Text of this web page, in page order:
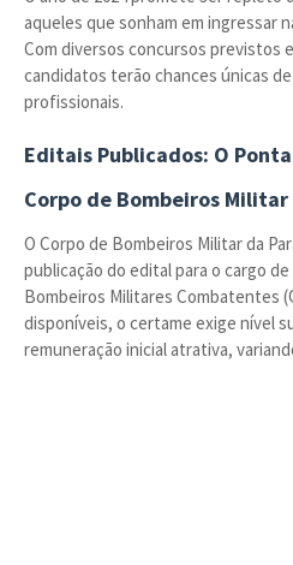
aqueles que sonham em ingressar
Com diversos concursos previstos
candidatos terão chances únicas
profissionais.
Editais Publicados: O
Corpo de Bombeiros Militar
O Corpo de Bombeiros Militar da
publicação do edital para o cargo
Bombeiros Militares Combatentes
disponíveis, o certame exige nível
remuneração inicial atrativa,